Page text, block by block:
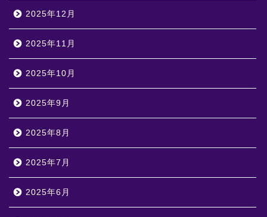
2025年12月
2025年11月
2025年10月
2025年9月
2025年8月
2025年7月
2025年6月